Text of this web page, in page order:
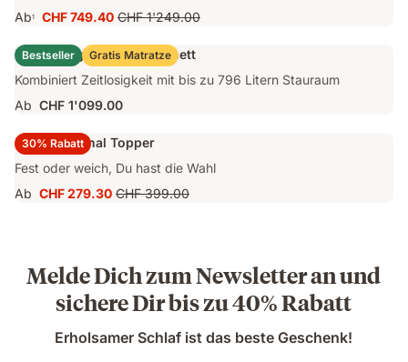
Ab1
Preis
CHF 749.40
CHF 749.40 Ursprünglicher
Preis
CHF 1'249.00
CHF 1'249.00
Bestseller Gratis Matratze
Emma Original Stauraumbett
Kombiniert Zeitlosigkeit mit bis zu 796 Litern Stauraum
Ab CHF 1'099.00
30% Rabatt
Emma Original Topper
Fest oder weich, Du hast die Wahl
Ab Preis
CHF 279.30 Ursprünglicher
CHF 399.00
Melde Dich zum Newsletter an und
sichere Dir bis zu 40% Rabatt
Erholsamer Schlaf ist das beste Geschenk!